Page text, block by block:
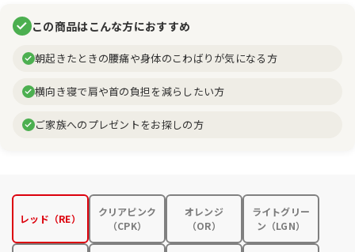
この商品はこんな方におすすめ
朝起きたときの腰痛や身体のこわばりが気になる方
横向き寝で肩や首の負担を減らしたい方
ご家族へのプレゼントをお探しの方
レッド（RE）
クリアピンク
（CPK）
オレンジ
（OR）
ライトグリー
ン（LGN）